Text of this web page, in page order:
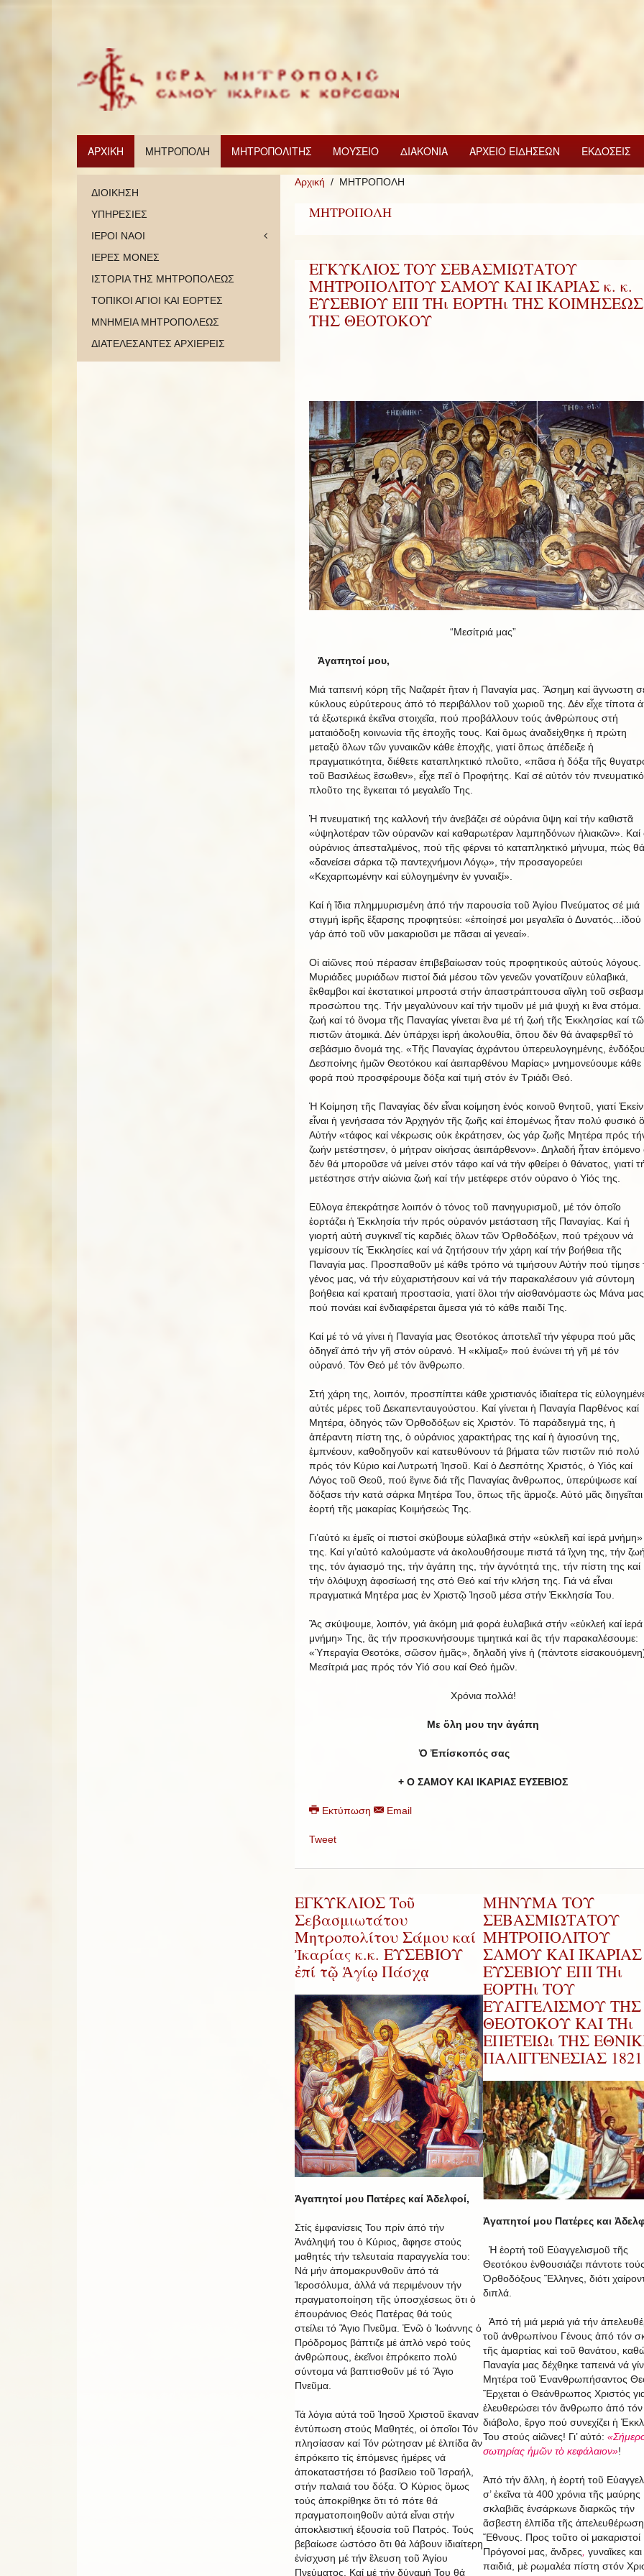
ΑΡΧΙΚΗ ΜΗΤΡΟΠΟΛΗ ΜΗΤΡΟΠΟΛΙΤΗΣ ΜΟΥΣΕΙΟ ΔΙΑΚΟΝΙΑ ΑΡΧΕΙΟ ΕΙΔΗΣΕΩΝ ΕΚΔΟΣΕΙΣ
Αρχική ΜΗΤΡΟΠΟΛΗ
ΜΗΤΡΟΠΟΛΗ
ΕΓΚΥΚΛΙΟΣ ΤΟΥ ΣΕΒΑΣΜΙΩΤΑΤΟΥ
ΜΗΤΡΟΠΟΛΙΤΟΥ ΣΑΜΟΥ ΚΑΙ ΙΚΑΡΙΑΣ κ. κ.
ΕΥΣΕΒΙΟΥ ΕΠΙ ΤΗι ΕΟΡΤΗι ΤΗΣ ΚΟΙΜΗΣΕΩΣ
ΤΗΣ ΘΕΟΤΟΚΟΥ
“Μεσίτριά μας”
Ἀγαπητοί μου,
Μιά ταπεινή κόρη τῆς Ναζαρέτ ἢταν ἡ Παναγία μας. Ἂσημη καί ἂγνωστη
κύκλους εὐρύτερους ἀπό τό περιβάλλον τοῦ χωριοῦ της. Δέν εἶχε τίποτα
τά ἐξωτερικά ἐκεῖνα στοιχεῖα, πού προβάλλουν τούς ἀνθρώπους στή
ματαιόδοξη κοινωνία τῆς ἐποχῆς τους. Καί ὃμως ἀναδείχθηκε ἡ πρώτη
μεταξύ ὃλων τῶν γυναικῶν κάθε ἐποχῆς, γιατί ὃπως ἀπέδειξε ἡ
πραγματικότητα, διέθετε καταπληκτικό πλοῦτο, «πᾶσα ἡ δόξα τῆς
τοῦ Βασιλέως ἒσωθεν», εἶχε πεῖ ὁ Προφήτης. Καί σέ αὐτόν τόν πνευματικό
πλοῦτο της ἒγκειται τό μεγαλεῖο Της.
Ἡ πνευματική της καλλονή τήν ἀνεβάζει σέ οὐράνια ὓψη καί τήν καθιστᾶ
«ὑψηλοτέραν τῶν οὐρανῶν καί καθαρωτέραν λαμπηδόνων ἡλιακῶν». Καί
οὐράνιος ἀπεσταλμένος, πού τῆς φέρνει τό καταπληκτικό μήνυμα, πώς θά
«δανείσει σάρκα τῷ παντεχνήμονι Λόγῳ», τήν προσαγορεύει
«Κεχαριτωμένην καί εὐλογημένην ἐν γυναιξί».
Καί ἡ ἲδια πλημμυρισμένη ἀπό τήν παρουσία τοῦ Ἁγίου Πνεύματος σέ μιά
στιγμή ἱερῆς ἒξαρσης προφητεύει: «ἐποίησέ μοι μεγαλεῖα ὁ Δυνατός...ἰδού
γάρ ἀπό τοῦ νῦν μακαριοῦσι με πᾶσαι αἱ γενεαί».
Οἱ αἰῶνες πού πέρασαν ἐπιβεβαίωσαν τούς προφητικούς αὐτούς λόγους.
Μυριάδες μυριάδων πιστοί διά μέσου τῶν γενεῶν γονατίζουν εὐλαβικά,
ἒκθαμβοι καί ἐκστατικοί μπροστά στήν ἀπαστράπτουσα αἲγλη τοῦ
προσώπου της. Τήν μεγαλύνουν καί τήν τιμοῦν μέ μιά ψυχή κι ἓνα
ζωή καί τό ὂνομα τῆς Παναγίας γίνεται ἓνα μέ τή ζωή τῆς Ἐκκλησίας καί
πιστῶν ἀτομικά. Δέν ὑπάρχει ἱερή ἀκολουθία, ὃπου δέν θά ἀναφερθεῖ τό
σεβάσμιο ὂνομά της. «Τῆς Παναγίας ἀχράντου ὑπερευλογημένης,
Δεσποίνης ἡμῶν Θεοτόκου καί ἀειπαρθένου Μαρίας» μνημονεύουμε κάθε
φορά πού προσφέρουμε δόξα καί τιμή στόν ἐν Τριάδι Θεό.
Ἡ Κοίμηση τῆς Παναγίας δέν εἶναι κοίμηση ἑνός κοινοῦ θνητοῦ, γιατί
εἶναι ἡ γενήσασα τόν Ἀρχηγόν τῆς ζωῆς καί ἐπομένως ἦταν πολύ φυσικό
Αὐτήν «τάφος καί νέκρωσις οὐκ ἐκράτησεν, ὡς γάρ ζωῆς Μητέρα πρός
ζωήν μετέστησεν, ὁ μήτραν οἰκήσας ἀειπάρθενον». Δηλαδή ἦταν ἐπόμενο
δέν θά μποροῦσε νά μείνει στόν τάφο καί νά τήν φθείρει ὁ θάνατος, γιατί
μετέστησε στήν αἰώνια ζωή καί τήν μετέφερε στόν οὐρανο ὁ Υἱός της.
Εὒλογα ἐπεκράτησε λοιπόν ὁ τόνος τοῦ πανηγυρισμοῦ, μέ τόν ὁποῖο
ἑορτάζει ἡ Ἐκκλησία τήν πρός οὐρανόν μετάσταση τῆς Παναγίας. Καί ἡ
γιορτή αὐτή συγκινεῖ τίς καρδιές ὃλων τῶν Ὀρθοδόξων, πού τρέχουν νά
γεμίσουν τίς Ἐκκλησίες καί νά ζητήσουν τήν χάρη καί τήν βοήθεια τῆς
Παναγία μας. Προσπαθοῦν μέ κάθε τρόπο νά τιμήσουν Αὐτήν πού τίμησε
γένος μας, νά τήν εὐχαριστήσουν καί νά τήν παρακαλέσουν γιά σύντομη
βοήθεια καί κραταιή προστασία, γιατί ὃλοι τήν αἰσθανόμαστε ὡς Μάνα
πού πονάει καί ἐνδιαφέρεται ἂμεσα γιά τό κάθε παιδί Της.
Καί μέ τό νά γίνει ἡ Παναγία μας Θεοτόκος ἀποτελεῖ τήν γέφυρα πού μᾶς
ὁδηγεῖ ἀπό τήν γῆ στόν οὐρανό. Ἡ «κλίμαξ» πού ἐνώνει τή γῆ μέ τόν
οὐρανό. Τόν Θεό μέ τόν ἂνθρωπο.
Στή χάρη της, λοιπόν, προσπίπτει κάθε χριστιανός ἰδιαίτερα τίς
αὐτές μέρες τοῦ Δεκαπενταυγούστου. Καί γίνεται ἡ Παναγία Παρθένος καί
Μητέρα, ὁδηγός τῶν Ὀρθοδόξων εἰς Χριστόν. Τό παράδειγμά της, ἡ
ἀπέραντη πίστη της, ὁ οὐράνιος χαρακτήρας της καί ἡ ἁγιοσύνη της,
ἐμπνέουν, καθοδηγοῦν καί κατευθύνουν τά βήματα τῶν πιστῶν πιό πολύ
πρός τόν Κύριο καί Λυτρωτή Ἰησοῦ. Καί ὁ Δεσπότης Χριστός, ὁ Υἱός καί
Λόγος τοῦ Θεοῦ, πού ἒγινε διά τῆς Παναγίας ἂνθρωπος, ὑπερύψωσε καί
δόξασε τήν κατά σάρκα Μητέρα Του, ὃπως τῆς ἃρμοζε. Αὐτό μᾶς
ἑορτή τῆς μακαρίας Κοιμήσεώς Της.
Γι’αὐτό κι ἐμεῖς οἱ πιστοί σκύβουμε εὐλαβικά στήν «εὐκλεῆ καί ἱερά μνήμη»
της. Καί γι’αὐτό καλούμαστε νά ἀκολουθήσουμε πιστά τά ἲχνη της, τήν
της, τόν ἁγιασμό της, τήν ἀγάπη της, τήν ἁγνότητά της, τήν πίστη της καί
τήν ὁλόψυχη ἀφοσίωσή της στό Θεό καί τήν κλήση της. Γιά νά εἶναι
πραγματικά Μητέρα μας ἐν Χριστῷ Ἰησοῦ μέσα στήν Ἐκκλησία Του.
Ἂς σκύψουμε, λοιπόν, γιά ἀκόμη μιά φορά ἐυλαβικά στήν «εὐκλεή καί ἱερά
μνήμη» Της, ἂς τήν προσκυνήσουμε τιμητικά καί ἂς τήν παρακαλέσουμε:
«Ὑπεραγία Θεοτόκε, σῶσον ἡμᾶς», δηλαδή γίνε ἡ (πάντοτε
Μεσίτριά μας πρός τόν Υἱό σου καί Θεό ἡμῶν.
Χρόνια πολλά!
Με ὅλη μου την ἀγάπη
Ὁ Ἐπίσκοπός σας
+ Ο ΣΑΜΟΥ ΚΑΙ ΙΚΑΡΙΑΣ ΕΥΣΕΒΙΟΣ
Εκτύπωση Email
Tweet
ΕΓΚΥΚΛΙΟΣ Τοῦ
Σεβασμιωτάτου
Μητροπολίτου Σάμου καί
Ἰκαρίας κ.κ. ΕΥΣΕΒΙΟΥ
ἐπί τῷ Ἁγίῳ Πάσχᾳ
Ἀγαπητοί μου Πατέρες καί Ἀδελφοί,
Στίς ἐμφανίσεις Του πρίν ἀπό τήν
Ἀνάληψή του ὁ Κύριος, ἂφησε στούς
μαθητές τήν τελευταία παραγγελία του:
Νά μήν ἀπομακρυνθοῦν ἀπό τά
Ἱεροσόλυμα, ἀλλά νά περιμένουν τήν
πραγματοποίηση τῆς ὑποσχέσεως ὃτι ὁ
ἐπουράνιος Θεός Πατέρας θά τούς
στείλει τό Ἃγιο Πνεῦμα. Ἐνῶ ὁ Ἰωάννης ὁ
Πρόδρομος βάπτιζε μέ ἀπλό νερό τούς
ἀνθρώπους, ἐκεῖνοι ἐπρόκειτο πολύ
σύντομα νά βαπτισθοῦν μέ τό Ἃγιο
Πνεῦμα.
Τά λόγια αὐτά τοῦ Ἰησοῦ Χριστοῦ ἒκαναν
ἐντύπωση στούς Μαθητές, οἱ ὁποῖοι Τόν
πλησίασαν καί Τόν ρώτησαν μέ ἐλπίδα ἂν
ἐπρόκειτο τίς ἐπόμενες ἡμέρες νά
ἀποκαταστήσει τό βασίλειο τοῦ Ἰσραήλ,
στήν παλαιά του δόξα. Ὁ Κύριος ὃμως
τούς ἀποκρίθηκε ὃτι τό πότε θά
πραγματοποιηθοῦν αὐτά εἶναι στήν
ἀποκλειστική ἐξουσία τοῦ Πατρός. Τούς
βεβαίωσε ὡστόσο ὃτι θά λάβουν ἰδιαίτερη
ἐνίσχυση μέ τήν ἒλευση τοῦ Ἁγίου
Πνεύματος. Καί μέ τήν δύναμή Του θά
ΜΗΝΥΜΑ ΤΟΥ
ΣΕΒΑΣΜΙΩΤΑΤΟΥ
ΜΗΤΡΟΠΟΛΙΤΟΥ
ΣΑΜΟΥ ΚΑΙ ΙΚΑΡΙΑΣ
ΕΥΣΕΒΙΟΥ ΕΠΙ ΤΗι
ΕΟΡΤΗι ΤΟΥ
ΕΥΑΓΓΕΛΙΣΜΟΥ ΤΗΣ
ΘΕΟΤΟΚΟΥ ΚΑΙ ΤΗι
ΕΠΕΤΕΙΩι ΤΗΣ
ΠΑΛΙΓΓΕΝΕΣΙΑΣ 1821
Ἀγαπητοί μου Πατέρες και
Ἡ ἑορτή τοῦ Εὐαγγελισμοῦ τῆς
Θεοτόκου ἐνθουσιάζει πάντοτε
Ὀρθοδόξους Ἕλληνες, διότι
διπλά.
Ἀπό τή μιά μεριά γιά τήν
τοῦ ἀνθρωπίνου Γένους ἀπό τόν
τῆς ἁμαρτίας καὶ τοῦ θανάτου,
Παναγία μας δέχθηκε ταπεινά νά
Μητέρα τοῦ Ἐνανθρωπήσαντος
Ἔρχεται ὁ Θεάνθρωπος Χριστός
ἐλευθερώσει τόν ἄνθρωπο ἀπό τόν
διάβολο, ἔργο πού συνεχίζει ἡ
Του στούς αἰῶνες! Γι’ αὐτό:
σωτηρίας ἡμῶν τὸ κεφάλαιον»!
Ἀπό τήν ἄλλη, ἡ ἑορτή τοῦ
σ’ ἐκεῖνα τὰ 400 χρόνια τῆς μαύρης
σκλαβιᾶς ἐνσάρκωνε διαρκῶς τήν
ἄσβεστη ἐλπίδα τῆς
Ἔθνους. Προς τοῦτο οἱ μακαριστοί
Πρόγονοί μας, ἄνδρες γυναῖκες και
παιδιά, μὲ ρωμαλέα πίστη στόν
ΔΙΟΙΚΗΣΗ
ΥΠΗΡΕΣΙΕΣ
ΙΕΡΟΙ ΝΑΟΙ
ΙΕΡΕΣ ΜΟΝΕΣ
ΙΣΤΟΡΙΑ ΤΗΣ ΜΗΤΡΟΠΟΛΕΩΣ
ΤΟΠΙΚΟΙ ΑΓΙΟΙ ΚΑΙ ΕΟΡΤΕΣ
ΜΝΗΜΕΙΑ ΜΗΤΡΟΠΟΛΕΩΣ
ΔΙΑΤΕΛΕΣΑΝΤΕΣ ΑΡΧΙΕΡΕΙΣ